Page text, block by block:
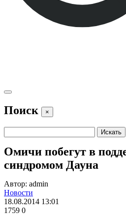
Поиск ×
Омичи побегут в
синдромом Дауна
Автор: admin
Новости
18.08.2014 13:01
1759 0